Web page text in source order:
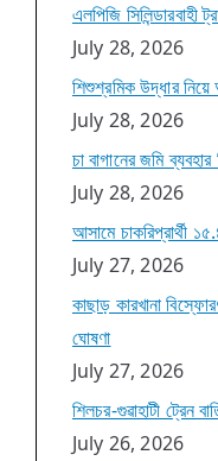
এলপিজি সিলিন্ডারবাহী
July 28, 2026
শিশুশ্রমিক উদ্ধার
July 28, 2026
চা বাগানের জমি
July 28, 2026
আসামে চাকরিপ্রার্থী
July 27, 2026
কাছাড় কারখানা
ঘোষণা
July 27, 2026
শিলচর-গুৱাহাটী ট্রেন
July 26, 2026